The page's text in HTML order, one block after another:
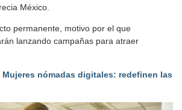
México.
permanente, motivo por el que
lanzando campañas para atraer
Mujeres nómadas digitales: redefinen las